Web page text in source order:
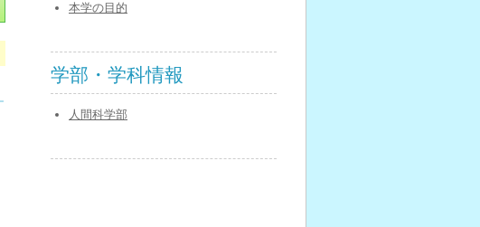
本学の目的
学部・学科情報
人間科学部